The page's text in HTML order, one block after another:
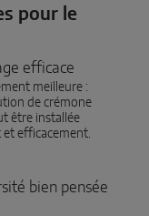
pour le
efficace
meilleure :
de crémone
être installée
efficacement.
bien pensée